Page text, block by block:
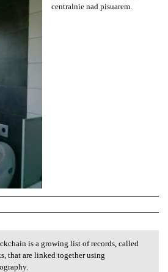
centralnie nad pisuarem.
is a growing
is a growing list of records, called
that are linked together using